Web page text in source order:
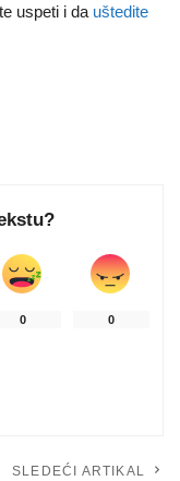
uspeti i da uštedite
0 0
SLEDEĆI ARTIKAL